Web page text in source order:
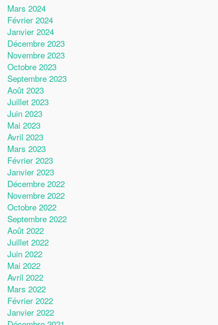
Mars 2024
Février 2024
Janvier 2024
Décembre 2023
Novembre 2023
Octobre 2023
Septembre 2023
Août 2023
Juillet 2023
Juin 2023
Mai 2023
Avril 2023
Mars 2023
Février 2023
Janvier 2023
Décembre 2022
Novembre 2022
Octobre 2022
Septembre 2022
Août 2022
Juillet 2022
Juin 2022
Mai 2022
Avril 2022
Mars 2022
Février 2022
Janvier 2022